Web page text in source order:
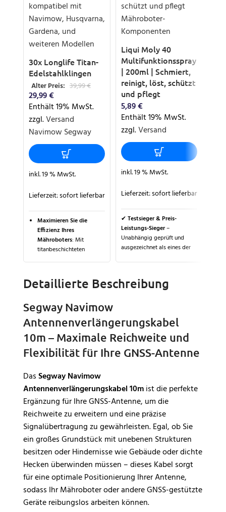
30x Longlife Titan-
Edelstahlklingen
Alter Preis: 39,99€
29,99€
Enthält 19% MwSt.
zzgl.Versand
Navimow Segway
inkl. 19 % MwSt.
Lieferzeit:sofort lieferbar
Maximieren Sie die
Effizienz Ihres
Mähroboters: Mit
titanbeschichteten
Edelstahlklingen im 30er-
Schnittergebnisse und
verlängern die
Mähroboters.
Langlebig und
wetterbeständig
Titanbeschichtung und
gehärtete Verarbeitung
optimale Mähleistung bei
jedem Wetter.
Universelle
Kompatibilität: Perfekt
passend für alle Segway
Navimow Modelle, sorgt
dieses Set für eine
einfache Wartung und
anhaltend perfekte
Liqui Moly 40
Multifunktionsspray
| 200ml | Schmiert,
reinigt, löst, schützt
und pflegt
5,89€
Enthält 19% MwSt.
zzgl.Versand
inkl. 19 % MwSt.
Lieferzeit:sofort lieferbar
✔ Testsieger & Preis-
Leistungs-Sieger–
Unabhängig geprüft und
ausgezeichnet als eines der
und Pflege.
✔ Maximaler Schutz &
Schutzwirkung in einem
Produkt – ideal für
Mähroboter, Auto, Haushalt
& Werkstatt.
verdrängt Feuchtigkeit und
verhindert Korrosion –
perfekt für alle Outdoor-
Geräte.
✔Universell einsetzbar &
für Kunststoff, Lack, Metall &
Holz – optimal für
Mähroboter, Gartengeräte,
Scharniere und mehr.
Detaillierte Beschreibung
Segway Navimow
Antennenverlängerungskabel
10m – Maximale Reichweite und
Flexibilität für Ihre GNSS-Antenne
DasSegway Navimow
Antennenverlängerungskabel 10mist die perfekte
Ergänzung für Ihre GNSS-Antenne, um die
Reichweite zu erweitern und eine präzise
Signalübertragung zu gewährleisten. Egal, ob Sie
ein großes Grundstück mit unebenen Strukturen
besitzen oder Hindernisse wie Gebäude oder dichte
Hecken überwinden müssen – dieses Kabel sorgt
für eine optimale Positionierung Ihrer Antenne,
sodass Ihr Mähroboter oder andere GNSS-gestützte
Geräte reibungslos arbeiten können.